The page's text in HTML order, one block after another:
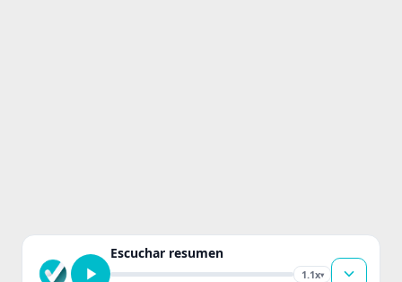
Escuchar resumen
1.1x▾